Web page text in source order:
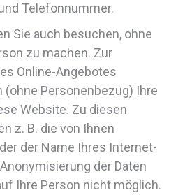
Telefonnummer.
Sie auch besuchen, ohne
zu machen. Zur
Online-Angebotes
Personenbezug) Ihre
Website. Zu diesen
z. B. die von Ihnen
der Name Ihres Internet-
der Daten
Ihre Person nicht möglich.